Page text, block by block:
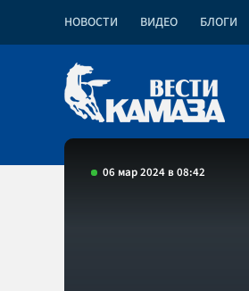
НОВОСТИ ВИДЕО БЛОГИ
06 мар 2024 в 08:42